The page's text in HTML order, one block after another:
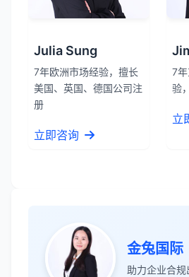
Julia Sung
7年欧洲市场经验，擅长
美国、英国、德国公司注
册
立即咨询
7
验
立
金兔国际
助力企业合规